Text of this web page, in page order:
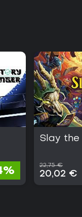
Slay the
22,75 €
20,02 €